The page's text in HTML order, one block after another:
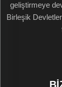
geliştirmeye
Birleşik